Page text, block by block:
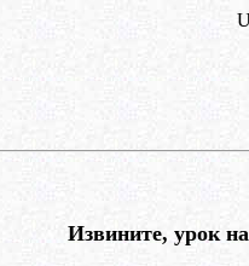
Извините, урок